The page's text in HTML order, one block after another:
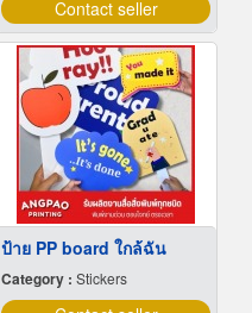
Contact seller
ป้าย PP board ใกล้ฉัน
Category : Stickers